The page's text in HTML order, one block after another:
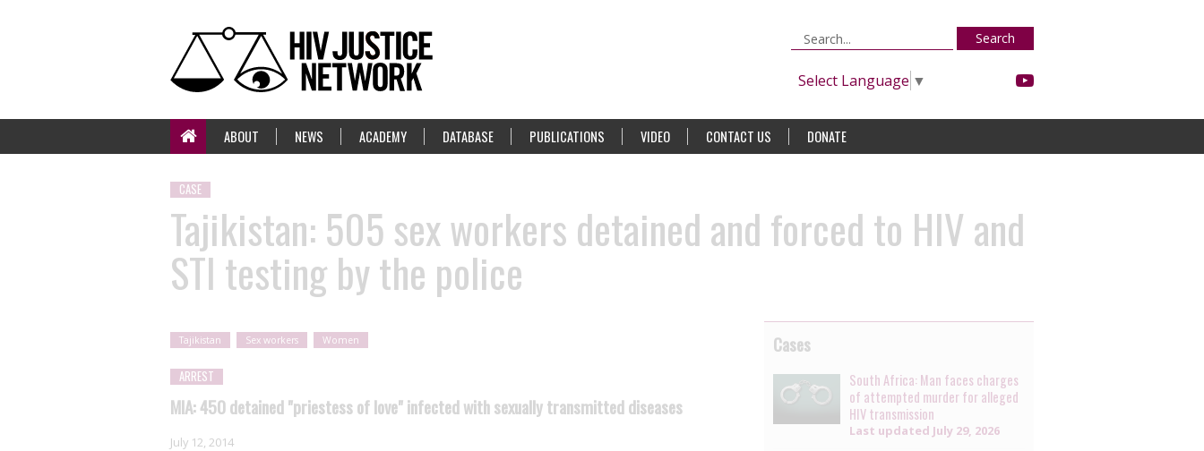
Search
Select Language ▼
ABOUT NEWS ACADEMY DATABASE PUBLICATIONS VIDEO CONTACT US DONATE
CASE
Tajikistan: 505 sex workers detained and forced to HIV and
STI testing by the police
Tajikistan Sex workers Women
ARREST
MIA: 450 detained "priestess of love" infected with sexually transmitted diseases
July 12, 2014
Cases
South Africa: Man faces charges
of attempted murder for alleged
HIV transmission
Last updated July 29, 2026